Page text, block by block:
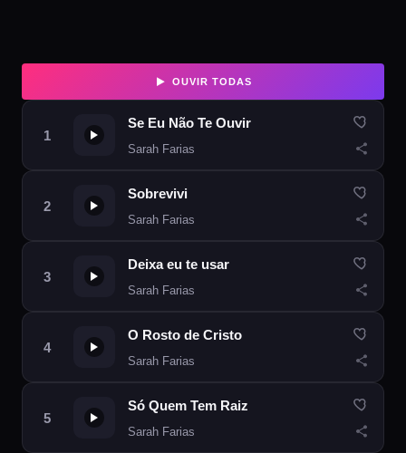
OUVIR TODAS
Se Eu Não Te Ouvir
Sarah Farias
Sobrevivi
Sarah Farias
Deixa eu te usar
Sarah Farias
O Rosto de Cristo
Sarah Farias
Só Quem Tem Raiz
Sarah Farias